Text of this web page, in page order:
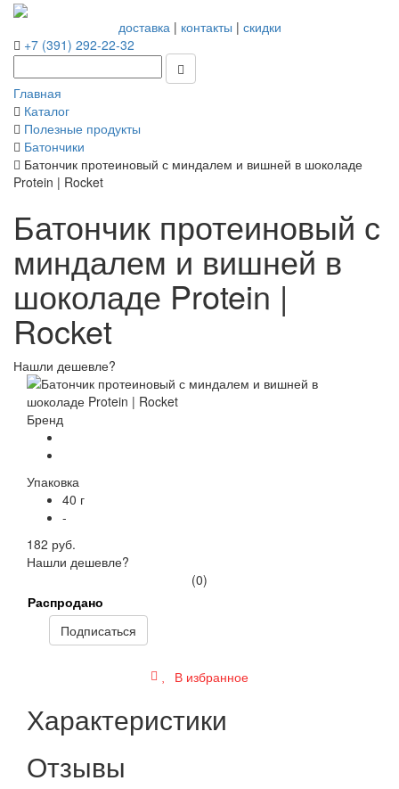
доставка| контакты | скидки
+7 (391) 292-22-32
Главная
Каталог
Полезные продукты
Батончики
Батончик протеиновый с миндалем и вишней в шоколаде
Protein | Rocket
Батончик протеиновый с
миндалем и вишней в
шоколаде Protein |
Rocket
Нашли дешевле?
Бренд
Упаковка
40 г
-
182 руб.
Нашли дешевле?
(0)
Распродано
Подписаться
В избранное
Характеристики
Отзывы